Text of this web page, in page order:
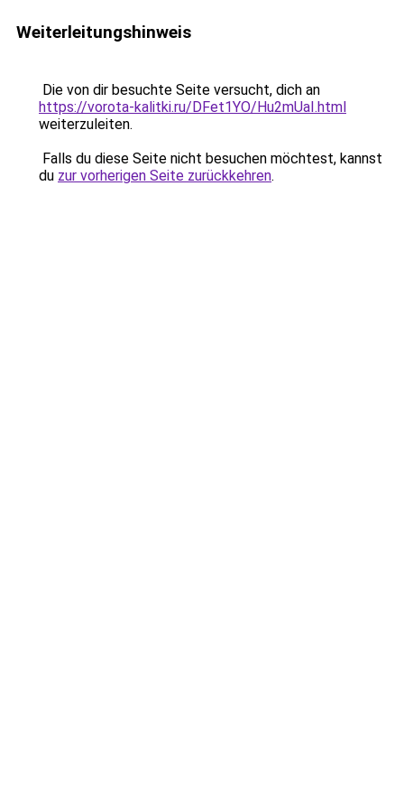
Weiterleitungshinweis
Die von dir besuchte Seite versucht, dich an
https://vorota-kalitki.ru/DFet1YO/Hu2mUaI.html
weiterzuleiten.
Falls du diese Seite nicht besuchen möchtest, kannst
du zur vorherigen Seite zurückkehren.